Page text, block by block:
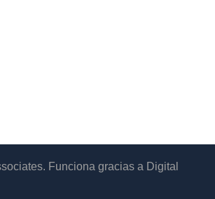
Funciona gracias a Digital